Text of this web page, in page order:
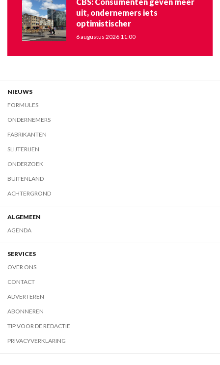
uit, ondernemers iets
optimistischer
6 augustus 2026 11:00
NIEUWS
FORMULES
ONDERNEMERS
FABRIKANTEN
SLIJTERIJEN
ONDERZOEK
BUITENLAND
ACHTERGROND
ALGEMEEN
AGENDA
SERVICES
OVER ONS
CONTACT
ADVERTEREN
ABONNEREN
TIP VOOR DE REDACTIE
PRIVACYVERKLARING